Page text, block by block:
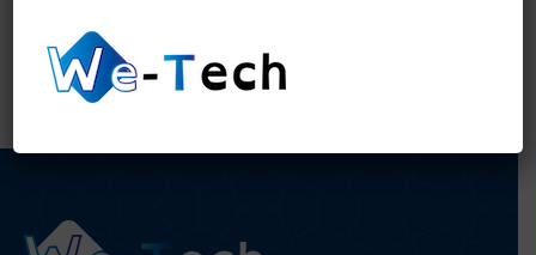
was:
€ 390,00.